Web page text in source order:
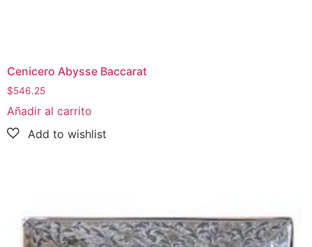
Cenicero Abysse Baccarat
$546.25
Añadir al carrito